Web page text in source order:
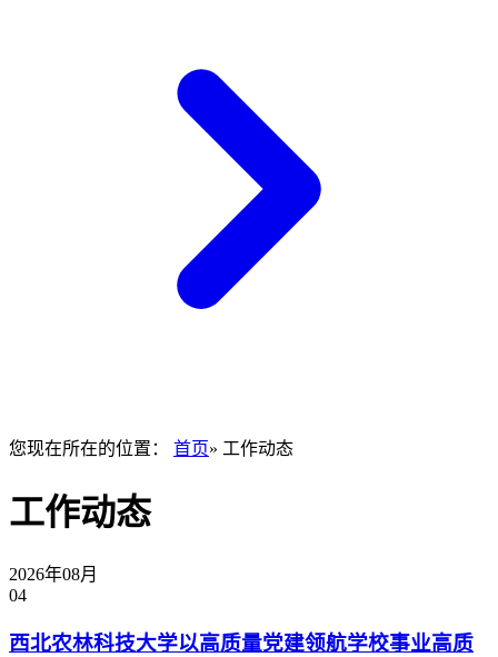
您现在所在的位置： 首页» 工作动态
工作动态
2026年08月
04
西北农林科技大学以高质量党建领航学校事业高质